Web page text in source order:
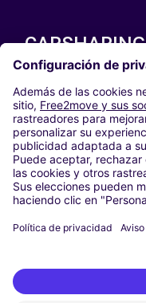
CARSHARING
NUESTRAS CIUDADES
Paris
Madrid
Washington DC
Milán
Roma
Turín
Viena
Berlín
Düsseldorf